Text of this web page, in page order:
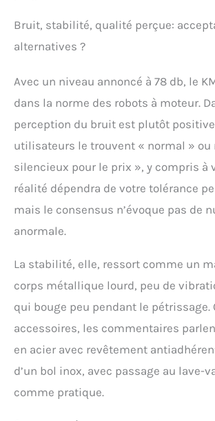
Bruit, stabilité, qualité perçue:
alternatives ?
Avec un niveau annoncé à 78 db, le
dans la norme des robots à moteur.
perception du bruit est plutôt
utilisateurs le trouvent « normal » ou
silencieux pour le prix », y compris à
réalité dépendra de votre tolérance
mais le consensus n’évoque pas de
anormale.
La stabilité, elle, ressort comme un
corps métallique lourd, peu de
qui bouge peu pendant le pétrissage.
accessoires, les commentaires
en acier avec revêtement
d’un bol inox, avec passage au lave-
comme pratique.